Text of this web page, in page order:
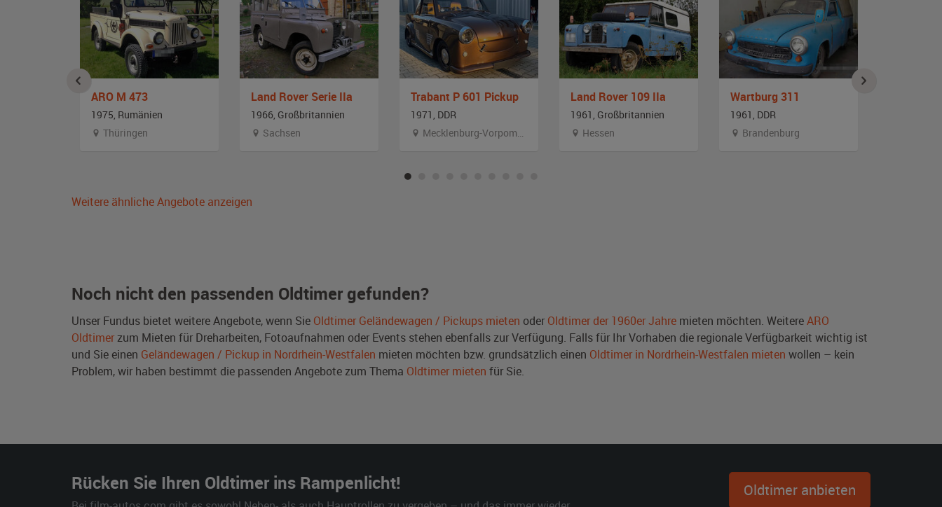
ARO M 473
1975, Rumänien
Thüringen
Land Rover Serie IIa
1966, Großbritannien
Sachsen
Trabant P 601 Pickup
1971, DDR
Mecklenburg-Vorpommern
Land Rover 109 IIa
1961, Großbritannien
Hessen
Wartburg 311
1961, DDR
Brandenburg
Weitere ähnliche Angebote anzeigen
Noch nicht den passenden Oldtimer gefunden?
Unser Fundus bietet weitere Angebote, wenn Sie Oldtimer Geländewagen / Pickups mieten oder Oldtimer der 1960er Jahre mieten möchten. WeitereARO
Oldtimer zum Mieten für Dreharbeiten, Fotoaufnahmen oder Events stehen ebenfalls zur Verfügung. Falls für Ihr Vorhaben die regionale Verfügbarkeit wichtig ist
und Sie einen Geländewagen / Pickup in Nordrhein-Westfalen mieten möchten bzw. grundsätzlich einen Oldtimer in Nordrhein-Westfalen mieten wollen – kein
Problem, wir haben bestimmt die passenden Angebote zum Thema Oldtimer mieten für Sie.
Rücken Sie Ihren Oldtimer ins Rampenlicht! Oldtimer anbieten